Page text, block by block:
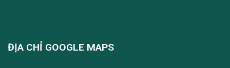
ĐỊA CHỈ GOOGLE MAPS